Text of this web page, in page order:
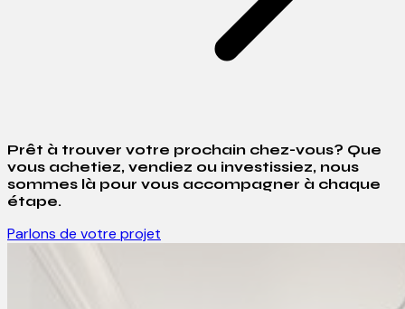
Prêt à trouver votre prochain chez-vous? Que
vous achetiez, vendiez ou investissiez, nous
sommes là pour vous accompagner à chaque
étape.
Parlons de votre projet